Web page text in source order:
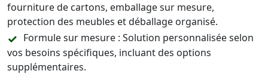
fourniture de cartons, emballage sur mesure,
protection des meubles et déballage organisé.
Formule sur mesure : Solution personnalisée selon
vos besoins spécifiques, incluant des options
supplémentaires.